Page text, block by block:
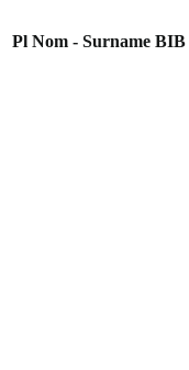
Pl Nom - Surname BIB